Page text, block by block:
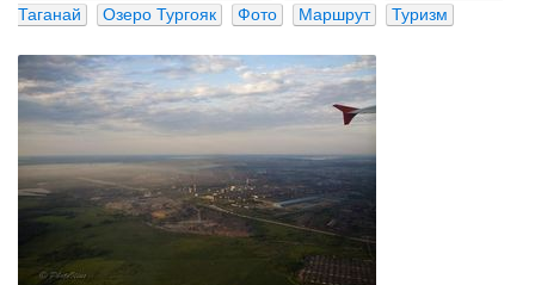
Таганай
Озеро Тургояк Фото Маршрут Туризм